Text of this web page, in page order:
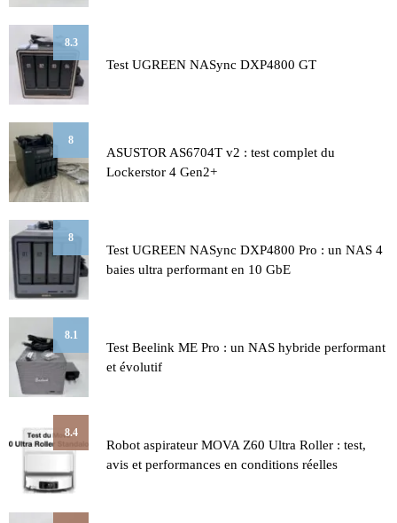
8.3
Test UGREEN NASync DXP4800 GT
8
ASUSTOR AS6704T v2 : test complet du
Lockerstor 4 Gen2+
8
Test UGREEN NASync DXP4800 Pro : un NAS 4
baies ultra performant en 10 GbE
8.1
Test Beelink ME Pro : un NAS hybride performant
et évolutif
8.4
Robot aspirateur MOVA Z60 Ultra Roller : test,
avis et performances en conditions réelles